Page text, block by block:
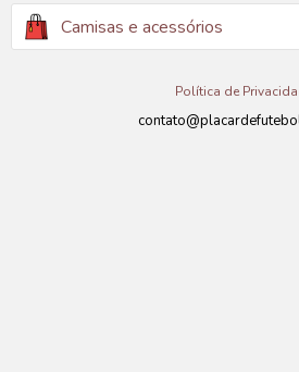
Camisas e acessórios
Política de